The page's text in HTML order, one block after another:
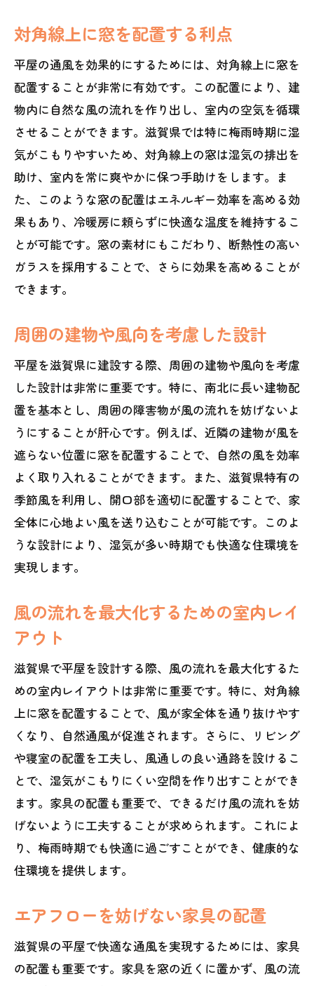
梅雨時期に快適な室温を保つ方法
湿気を防ぐための定期的なメンテナンス
換気システムと自然風の連携
対角線上に窓を配置する利点
平屋の通風を効果的にするためには、対角線上に窓を
配置することが非常に有効です。この配置により、建
物内に自然な風の流れを作り出し、室内の空気を循環
させることができます。滋賀県では特に梅雨時期に湿
気がこもりやすいため、対角線上の窓は湿気の排出を
助け、室内を常に爽やかに保つ手助けをします。ま
た、このような窓の配置はエネルギー効率を高める効
果もあり、冷暖房に頼らずに快適な温度を維持するこ
とが可能です。窓の素材にもこだわり、断熱性の高い
ガラスを採用することで、さらに効果を高めることが
できます。
周囲の建物や風向を考慮した設計
平屋を滋賀県に建設する際、周囲の建物や風向を考慮
した設計は非常に重要です。特に、南北に長い建物配
置を基本とし、周囲の障害物が風の流れを妨げないよ
うにすることが肝心です。例えば、近隣の建物が風を
遮らない位置に窓を配置することで、自然の風を効率
よく取り入れることができます。また、滋賀県特有の
季節風を利用し、開口部を適切に配置することで、家
全体に心地よい風を送り込むことが可能です。このよ
うな設計により、湿気が多い時期でも快適な住環境を
実現します。
風の流れを最大化するための室内レイ
アウト
滋賀県で平屋を設計する際、風の流れを最大化するた
めの室内レイアウトは非常に重要です。特に、対角線
上に窓を配置することで、風が家全体を通り抜けやす
くなり、自然通風が促進されます。さらに、リビング
や寝室の配置を工夫し、風通しの良い通路を設けるこ
とで、湿気がこもりにくい空間を作り出すことができ
ます。家具の配置も重要で、できるだけ風の流れを妨
げないように工夫することが求められます。これによ
り、梅雨時期でも快適に過ごすことができ、健康的な
住環境を提供します。
エアフローを妨げない家具の配置
滋賀県の平屋で快適な通風を実現するためには、家具
の配置も重要です。家具を窓の近くに置かず、風の流